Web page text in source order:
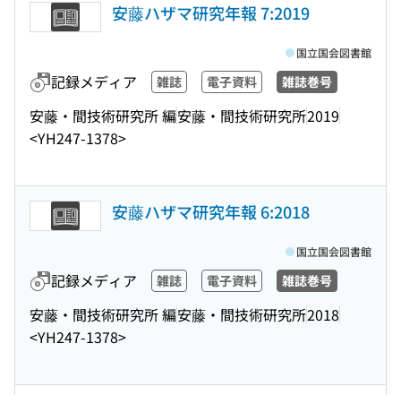
安藤ハザマ研究年報 7:2019
記録メディア 雑誌 電子資料 雑誌巻号
安藤・間技術研究所 編安藤・間技術研究所2019
<YH247-1378>
国立国会図書館
安藤ハザマ研究年報 6:2018
記録メディア 雑誌 電子資料 雑誌巻号
安藤・間技術研究所 編安藤・間技術研究所2018
<YH247-1378>
国立国会図書館